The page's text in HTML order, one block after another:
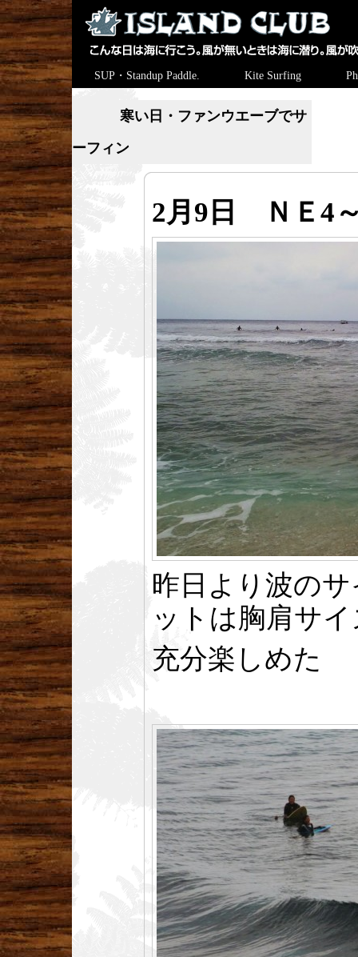
SUP・Standup Paddle. Kite Surfing
寒い日・ファンウエーブでサ
ーフィン
2月9日 ＮＥ
昨日より波の
ットは胸肩サ
充分楽しめた